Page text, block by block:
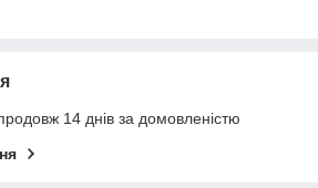
14 днів за домовленістю